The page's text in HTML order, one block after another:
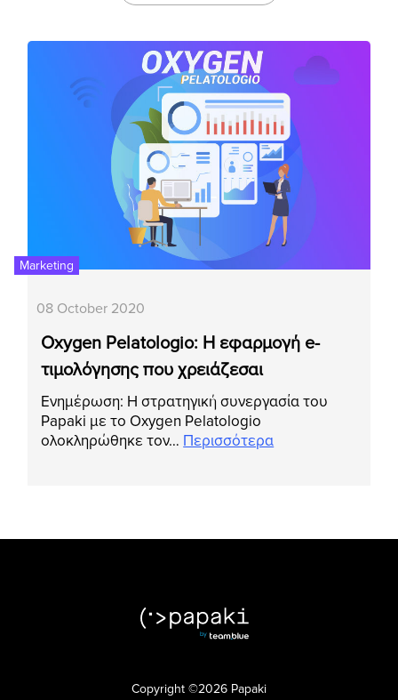
Marketing
08 October 2020
Oxygen Pelatologio: Η εφαρμογή e-
τιμολόγησης που χρειάζεσαι
Ενημέρωση: Η στρατηγική συνεργασία του
Papaki με το Oxygen Pelatologio
ολοκληρώθηκε τον… Περισσότερα
Copyright ©2026 Papaki